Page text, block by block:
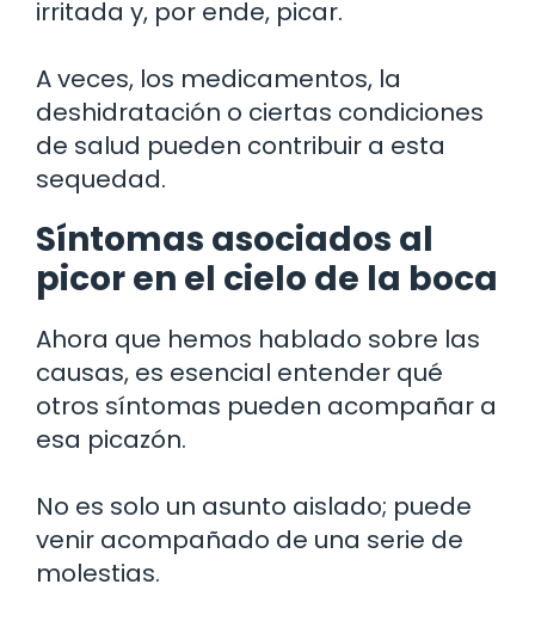
irritada y, por ende, picar.
A veces, los medicamentos, la
deshidratación o ciertas condiciones
de salud pueden contribuir a esta
sequedad.
Síntomas asociados al
picor en el cielo de la boca
Ahora que hemos hablado sobre las
causas, es esencial entender qué
otros síntomas pueden acompañar a
esa picazón.
No es solo un asunto aislado; puede
venir acompañado de una serie de
molestias.